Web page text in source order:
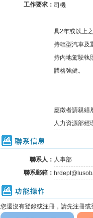
工作要求： 司機
具2年或以上
持輕型汽車及
持內地駕駛執
體格強健。
應徵者請親繕
人力資源部經
聯系信息
聯系人： 人事部
聯系郵箱：
功能操作
您還沒有登錄或注冊，請先注冊
立刻注冊
立刻